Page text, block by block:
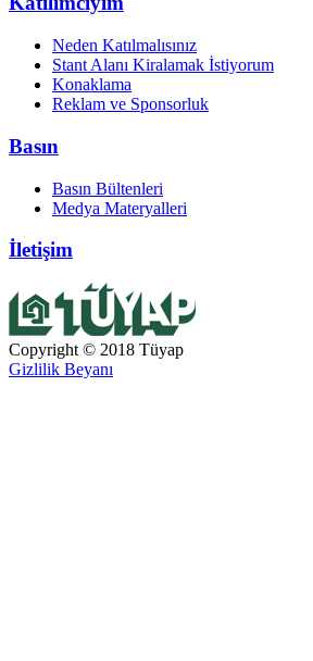
Neden Katılmalısınız
Stant Alanı Kiralamak İstiyorum
Konaklama
Reklam ve Sponsorluk
Basın
Basın Bültenleri
Medya Materyalleri
İletişim
Copyright © 2018 Tüyap
Gizlilik Beyanı